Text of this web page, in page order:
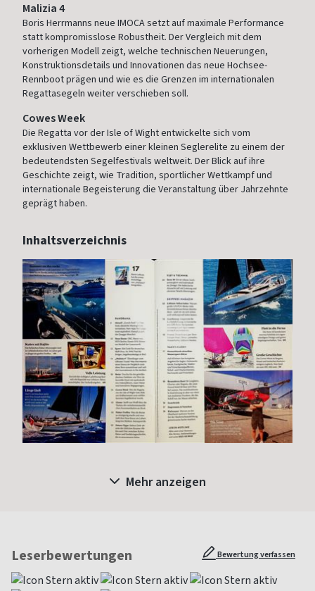
Malizia 4
Boris Herrmanns neue IMOCA setzt auf maximale Performance
statt kompromisslose Robustheit. Der Vergleich mit dem
vorherigen Modell zeigt, welche technischen Neuerungen,
Konstruktionsdetails und Innovationen das neue Hochsee-
Rennboot prägen und wie es die Grenzen im internationalen
Regattasegeln weiter verschieben soll.
Cowes Week
Die Regatta vor der Isle of Wight entwickelte sich vom
exklusiven Wettbewerb einer kleinen Seglerelite zu einem der
bedeutendsten Segelfestivals weltweit. Der Blick auf ihre
Geschichte zeigt, wie Tradition, sportlicher Wettkampf und
internationale Begeisterung die Veranstaltung über Jahrzehnte
geprägt haben.
Inhaltsverzeichnis
Mehr anzeigen
Leserbewertungen Bewertung verfassen